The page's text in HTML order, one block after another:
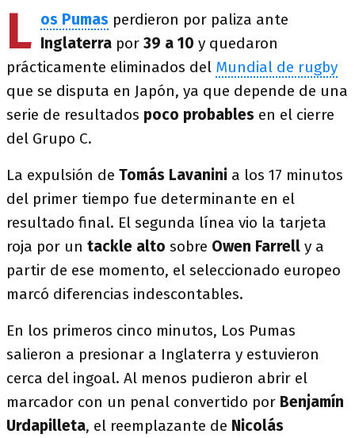
L os Pumas perdieron por paliza ante
Inglaterra por 39 a 10 y quedaron
prácticamente eliminados del Mundial de rugby
que se disputa en Japón, ya que depende de una
serie de resultados poco probables en el cierre
del Grupo C.
La expulsión de Tomás Lavanini a los 17 minutos
del primer tiempo fue determinante en el
resultado final. El segunda línea vio la tarjeta
roja por un tackle alto sobre Owen Farrell y a
partir de ese momento, el seleccionado europeo
marcó diferencias indescontables.
En los primeros cinco minutos, Los Pumas
salieron a presionar a Inglaterra y estuvieron
cerca del ingoal. Al menos pudieron abrir el
marcador con un penal convertido por Benjamín
Urdapilleta, el reemplazante de Nicolás